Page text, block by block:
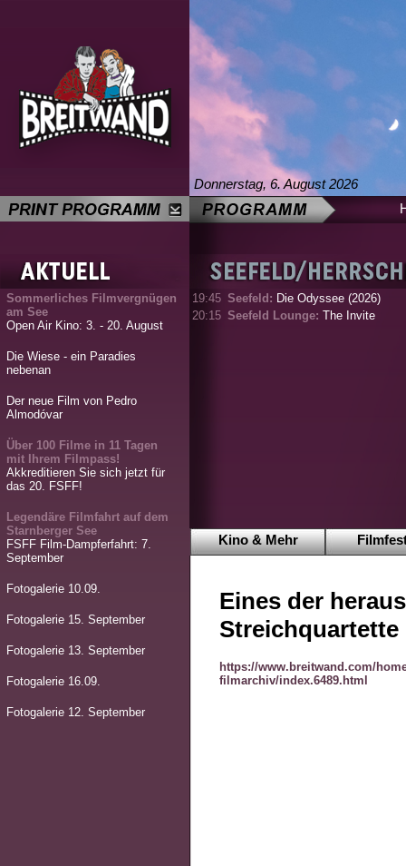
Donnerstag, 6. August 2026
Sommerliches Filmvergnügen
am See
Open Air Kino: 3. - 20. August
Die Wiese - ein Paradies
nebenan
Der neue Film von Pedro
Almodóvar
Über 100 Filme in 11 Tagen
mit Ihrem Filmpass!
Akkreditieren Sie sich jetzt für
das 20. FSFF!
Legendäre Filmfahrt auf dem
Starnberger See
FSFF Film-Dampferfahrt: 7.
September
Fotogalerie 10.09.
Fotogalerie 15. September
Fotogalerie 13. September
Fotogalerie 16.09.
Fotogalerie 12. September
19:45 Seefeld: Die Odyssee (2026)
20:15 Seefeld Lounge: The Invite
Kino & Mehr
Eines der
Streichquartette
https://www.breitwand.com/
filmarchiv/index.6489.html